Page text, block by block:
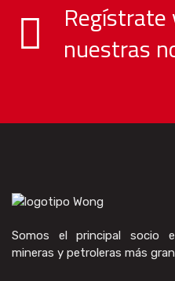
Regístrate
nuestras
Somos el principal socio
mineras y petroleras más